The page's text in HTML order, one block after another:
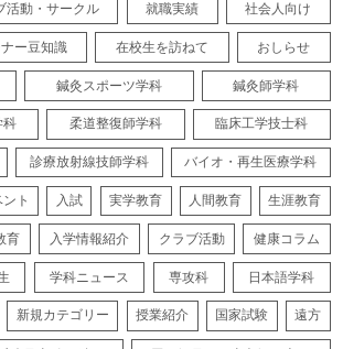
活動・サークル 就職実績 社会人向け
ー豆知識 在校生を訪ねて おしらせ
鍼灸スポーツ学科 鍼灸師学科
科 柔道整復師学科 臨床工学技士科
診療放射線技師学科 バイオ・再生医療学科
ント 入試 実学教育 人間教育 生涯教育
育 入学情報紹介 クラブ活動 健康コラム
学科ニュース 専攻科 日本語学科
新規カテゴリー 授業紹介 国家試験 遠方